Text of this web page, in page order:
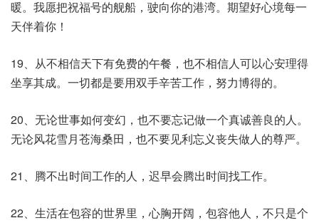
暖。我愿把祝福号的舰船，驶向你的港湾。期望好心境每一
天伴着你！
19、从不相信天下有免费的午餐，也不相信人可以心安理得
坐享其成。一切都是要用双手辛苦工作，努力博得的。
20、无论世事如何变幻，也不要忘记做一个真诚善良的人。
无论风花雪月苍海桑田，也不要见利忘义丧失做人的尊严。
21、腾不出时间工作的人，迟早会腾出时间找工作。
22、生活在包容的世界里，心胸开阔，包容他人，不只是个